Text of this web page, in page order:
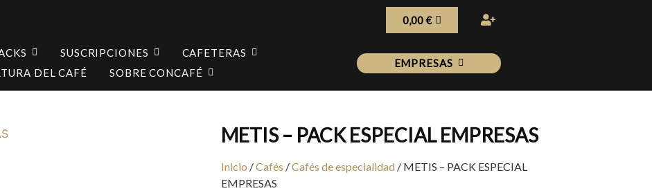
0,00€
SUSCRIPCIONES
CAFETERAS
DEL CAFÉ
SOBRE CONCAFÉ
EMPRESAS
METIS – PACK ESPECIAL EMPRESAS
Inicio /Cafés /Cafés de especialidad / METIS – PACK ESPECIAL
EMPRESAS